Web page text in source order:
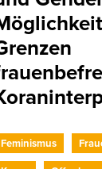
Feminismus